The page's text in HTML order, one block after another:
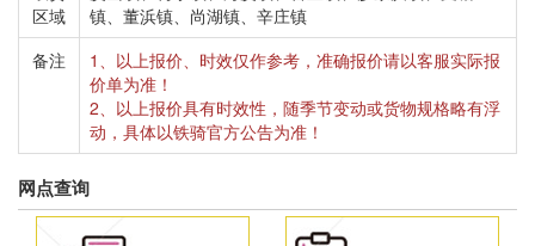
区域
镇、董浜镇、尚湖镇、辛庄镇
备注
1、以上报价、时效仅作参考，准确报价请以客服实际报
价单为准！
2、以上报价具有时效性，随季节变动或货物规格略有浮
动，具体以铁骑官方公告为准！
网点查询